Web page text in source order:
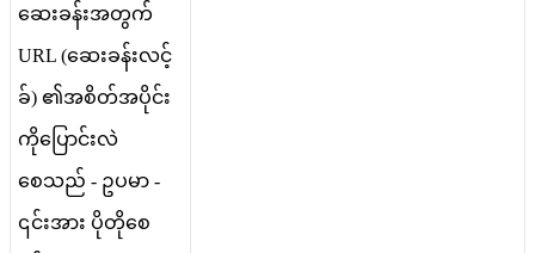
ဆခနအတက
URL (ဆခနလင
ခ) ၏အစတအပင
ကပငလ
စသည - ဥပမ -
၎ငအ ပတစ